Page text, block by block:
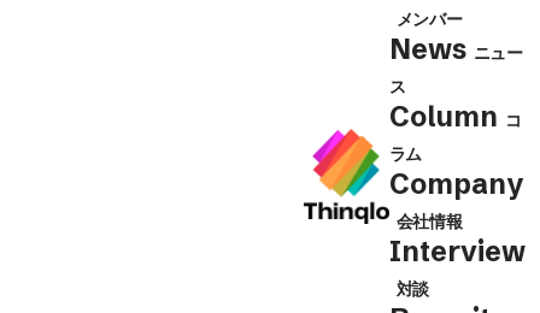
メンバー
News ニュー
ス
Column コ
ラム
Company
会社情報
Interview
対談